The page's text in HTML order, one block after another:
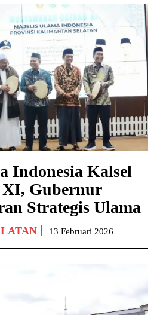
Indonesia Kalsel
XI, Gubernur
Strategis Ulama
13 Februari 2026